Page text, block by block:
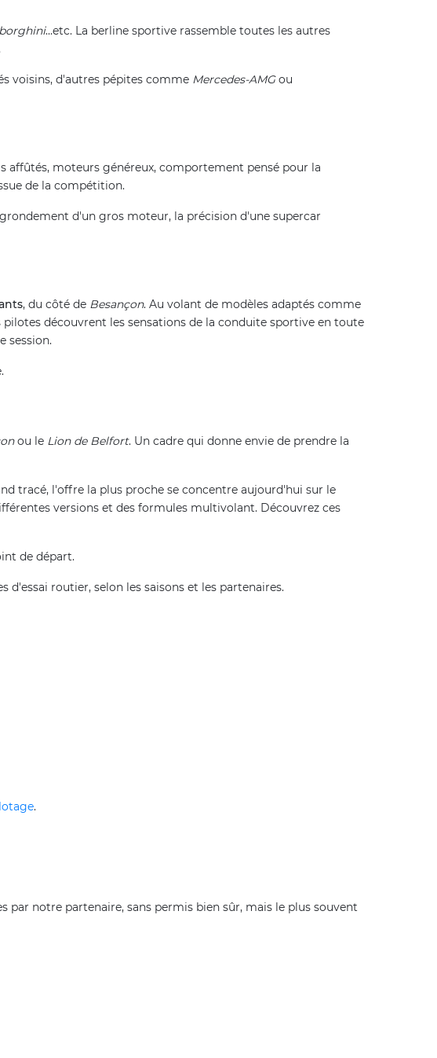
...etc. La berline sportive rassemble toutes les autres
voisins, d'autres pépites comme Mercedes-AMGou
affûtés, moteurs généreux, comportement pensé pour la
de la compétition.
d'un gros moteur, la précision d'une supercar
, du côté de Besançon. Au volant de modèles adaptés comme
découvrent les sensations de la conduite sportive en toute
session.
ou le Lion de Belfort. Un cadre qui donne envie de prendre la
tracé, l'offre la plus proche se concentre aujourd'hui sur le
versions et des formules multivolant. Découvrez ces
de départ.
routier, selon les saisons et les partenaires.
.
par notre partenaire, sans permis bien sûr, mais le plus souvent